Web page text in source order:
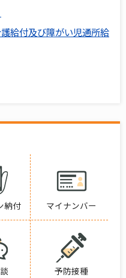
給付及び障がい児通所給
納付 マイナンバー
予防接種